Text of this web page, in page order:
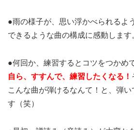
●雨の様子が、思い浮かべられるよ
できるような曲の構成に感動します
●何回か、練習するとコツをつかめ
自ら、すすんで、練習したくなる！
こんな曲が弾けるなんて！と、弾い
す（笑）